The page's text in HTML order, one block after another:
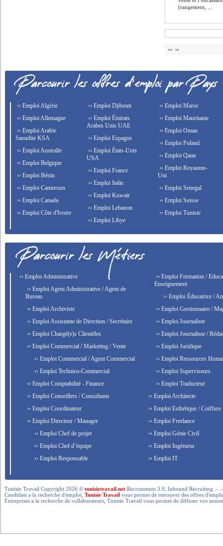
(rangement, ...
›› ››
›› Emploi Algérie
›› Emploi Allemagne
›› Emploi Arabie
Saoudite KSA
›› Emploi Australie
›› Emploi Belgique
›› Emploi Bénin
›› Emploi Cameroun
›› Emploi Canada
›› Emploi Côte d'Ivoire
›› Emploi Djibouti
›› Emploi Émirats
Arabes Unis UAE
›› Emploi Espagne
›› Emploi États-Unis
USA
›› Emploi France
›› Emploi Italie
›› Emploi Kuwait
›› Emploi Lebanon
›› Emploi Libye
›› Emploi Maroc
›› Emploi Mauritanie
›› Emploi Oman
›› Emploi Poland
›› Emploi Qatar
›› Emploi Royaume-
Uni
›› Emploi Senegal
›› Emploi Suisse
›› Emploi Tunisie
›› Emploi Administrative
›› Emploi Agent Administrative / Agent de
Bureau
›› Emploi Archiviste
›› Emploi Assistante de Direction / Secrétaire
›› Emploi Chargé(e)s Clientèles
›› Emploi Commercial / Marketing / Vente
›› Emploi Commercial / Agent Commercial
›› Emploi Technico-Commercial
›› Emploi Comptabilité - Finance
›› Emploi Conseillers / Consultants
›› Emploi Coordinateur
›› Emploi Directeur / Manager
›› Emploi Chef de projet
›› Emploi Chef d’équipe
›› Emploi Responsable
›› Emploi Formation /
Enseignement
›› Emploi Éducatrice /
›› Emploi Gestionnaire /
›› Emploi Journaliste
›› Emploi Journaliste /
›› Emploi Juridique
›› Emploi Ressources
›› Emploi Superviseurs
›› Emploi Traducteur
›› Emploi Architecte
›› Emploi Esthétique / Coiffure
›› Emploi Freelance
›› Emploi Génie Civil
›› Emploi Ingénieur
›› Emploi IT
Tunisie Travail Copyright 2026 ©tunisietravail.net Recrutement 3.0, Inbound Recruiting .-
Candidats a la recherche d'emploi,Tunisie Travail vous permet de retrouver des offres
Entreprises a la recherche de collaborateurs, Tunisie Travail vous permet de diffuser vos